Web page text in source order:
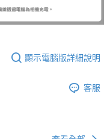
顯示電腦版詳細說明
客服